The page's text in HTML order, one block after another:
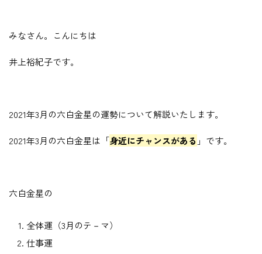
みなさん。こんにちは
井上裕紀子です。
2021年3月の六白金星の運勢について解説いたします。
2021年3月の六白金星は「身近にチャンスがある 」です。
六白金星の
全体運（3月のテ－マ）
仕事運